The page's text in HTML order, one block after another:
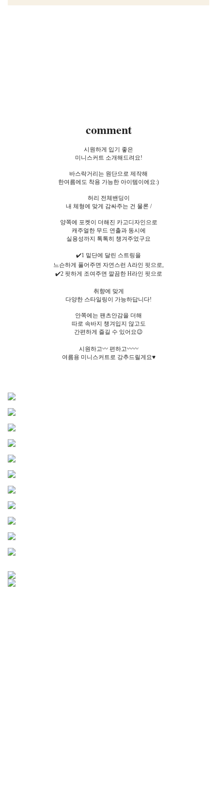
comment
시원하게 입기 좋은
미니스커트 소개해드려요!
바스락거리는 원단으로 제작해
한여름에도 착용 가능한 아이템이에요:)
허리 전체밴딩이
내 체형에 맞게 감싸주는 건 물론 /
양쪽에 포켓이 더해진 카고디자인으로
캐주얼한 무드 연출과 동시에
실용성까지 톡톡히 챙겨주었구요
✔️1 밑단에 달린 스트링을
느슨하게 풀어주면 자연스런 A라인 핏으로,
✔️2 핏하게 조여주면 깔끔한 H라인 핏으로
취향에 맞게
다양한 스타일링이 가능하답니다!
안쪽에는 팬츠안감을 더해
따로 속바지 챙겨입지 않고도
간편하게 즐길 수 있어요😉
시원하고〰️ 편하고〰️〰️
여름용 미니스커트로 강추드릴게요♥